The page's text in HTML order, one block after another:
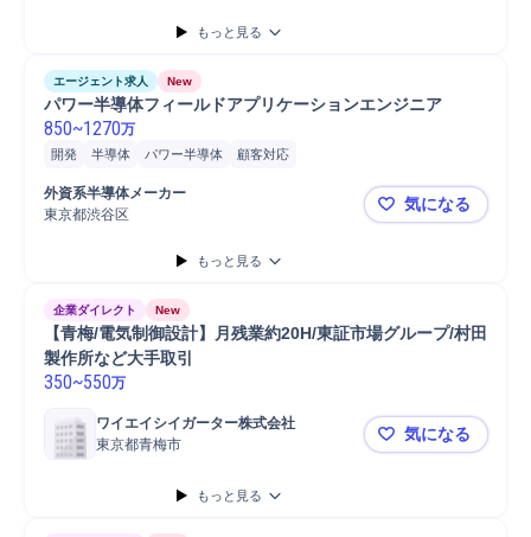
もっと見る
エージェント求人 New
パワー半導体フィールドアプリケーションエンジニア
850~1270万
開発 半導体 パワー半導体 顧客対応
外資系半導体メーカー
東京都渋谷区
パワー半導
気になる
もっと見る
企業ダイレクト New
【青梅/電気制御設計】月残業約20H/東証市場グループ/村田
製作所など大手取引
350~550万
ワイエイシイガーター株式会社
東京都青梅市
【青梅/電気
気になる
もっと見る